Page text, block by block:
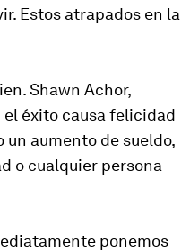
Estos atrapados en la
Shawn Achor,
éxito causa felicidad
aumento de sueldo,
o cualquier persona
ponemos